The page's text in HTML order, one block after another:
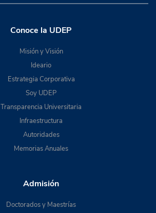
Conoce la UDEP
Misión y Visión
Ideario
Estrategia Corporativa
Soy UDEP
Transparencia Universitaria
Infraestructura
Autoridades
Memorias Anuales
Admisión
Doctorados y Maestrías